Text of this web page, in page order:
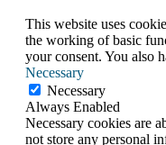
This website uses
the working of basic
your consent. You also
Necessary
Necessary
Always Enabled
Necessary cookies are
not store any personal